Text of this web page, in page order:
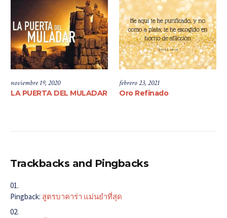
noviembre 19, 2020
LA PUERTA DEL MULADAR
febrero 23, 2021
Oro Refinado
Trackbacks and Pingbacks
Pingback: สูตรบาคาร่า แม่นยําที่สุด